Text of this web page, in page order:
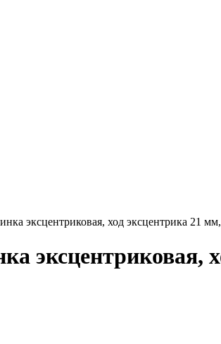
эксцентриковая, ход эксцентрика 21
эксцентриковая,